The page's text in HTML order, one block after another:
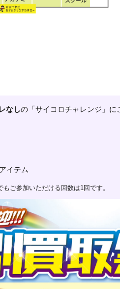
なしの「サイコロチャレンジ」に
イテム
ご参加いただける回数は1回です。